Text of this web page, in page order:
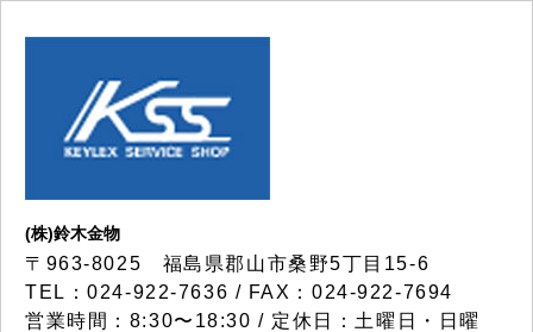
(株)鈴木金物
〒963-8025 福島県郡山市桑野5丁目15-6
TEL：024-922-7636 / FAX：024-922-7694
営業時間：8:30〜18:30 / 定休日：土曜日・日曜